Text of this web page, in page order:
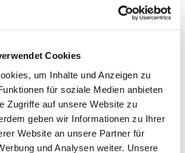
Cookies
um Inhalte und Anzeigen zu
für soziale Medien anbieten
Zugriffe auf unsere Website zu
geben wir Informationen zu Ihrer
Website an unsere Partner für
und Analysen weiter. Unsere
vor Ort, Mastercard, Überweisung,